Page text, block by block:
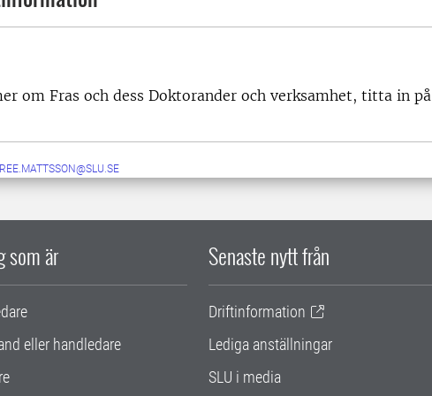
om Fras och dess Doktorander och verksamhet, titta in på
som är
eller handledare
Senaste nytt från
Driftinformation
Lediga anställningar
SLU i media